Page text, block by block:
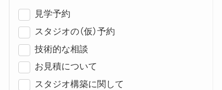
見学予約
スタジオの（仮）予約
技術的な相談
お見積について
スタジオ構築に関して